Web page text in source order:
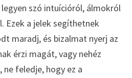
szó intuícióról, álmokról
Ezek a jelek segíthetnek
maradj, és bizalmat nyerj az
érzi magát, vagy nehéz
ne feledje, hogy ez a